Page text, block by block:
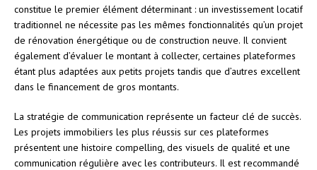
constitue le premier élément déterminant : un investissement locatif
traditionnel ne nécessite pas les mêmes fonctionnalités qu’un projet
de rénovation énergétique ou de construction neuve. Il convient
également d’évaluer le montant à collecter, certaines plateformes
étant plus adaptées aux petits projets tandis que d’autres excellent
dans le financement de gros montants.
La stratégie de communication représente un facteur clé de succès.
Les projets immobiliers les plus réussis sur ces plateformes
présentent une histoire compelling, des visuels de qualité et une
communication régulière avec les contributeurs. Il est recommandé